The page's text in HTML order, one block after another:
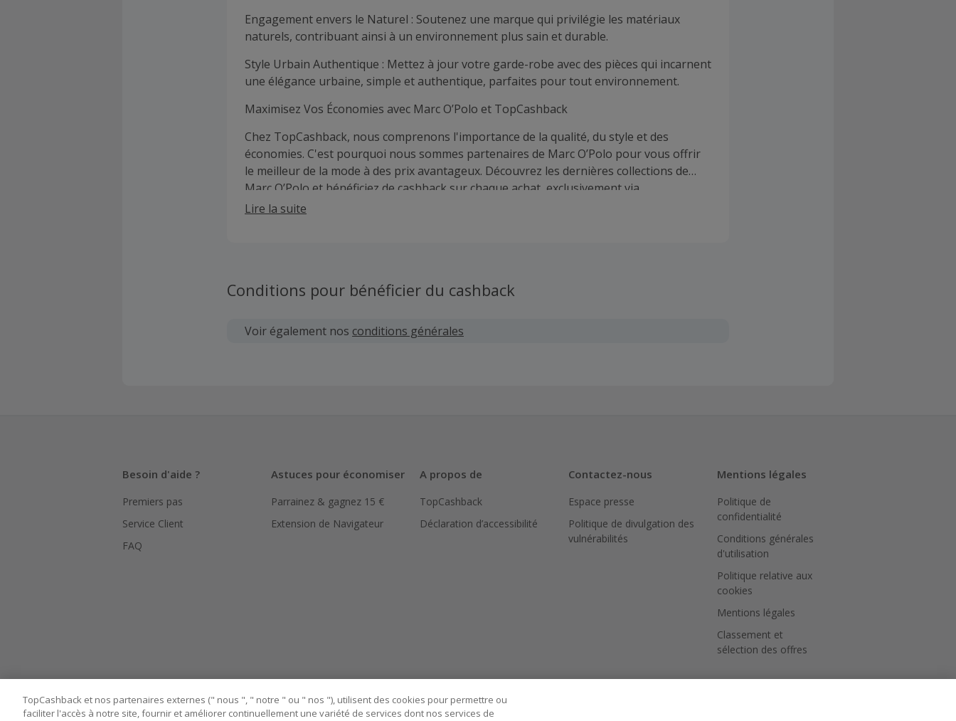
Engagement envers le Naturel : Soutenez une marque qui privilégie les matériaux
naturels, contribuant ainsi à un environnement plus sain et durable.
Style Urbain Authentique : Mettez à jour votre garde-robe avec des pièces qui incarnent
une élégance urbaine, simple et authentique, parfaites pour tout environnement.
Maximisez Vos Économies avec Marc O’Polo et TopCashback
Chez TopCashback, nous comprenons l'importance de la qualité, du style et des
économies. C'est pourquoi nous sommes partenaires de Marc O’Polo pour vous offrir
le meilleur de la mode à des prix avantageux. Découvrez les dernières collections de
Marc O’Polo et bénéficiez de cashback sur chaque achat, exclusivement via
TopCashback.
Lire la suite
Conditions pour bénéficier du cashback
Voir également nos conditions générales
Besoin d'aide ?
Premiers pas
Service Client
FAQ
Astuces pour économiser
Parrainez & gagnez 15 €
Extension de Navigateur
A propos de
TopCashback
Déclaration d’accessibilité
Contactez-nous
Espace presse
Politique de divulgation des
vulnérabilités
Mentions légales
Politique de
confidentialité
Conditions générales
d'utilisation
Politique relative aux
cookies
Mentions légales
Classement et
sélection des offres
TopCashback et nos partenaires externes (" nous ", " notre " ou " nos "), utilisent des cookies pour permettre ou
faciliter l'accès à notre site, fournir et améliorer continuellement une variété de services dont nos services de